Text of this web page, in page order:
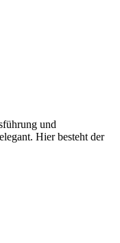
und
Hier besteht der